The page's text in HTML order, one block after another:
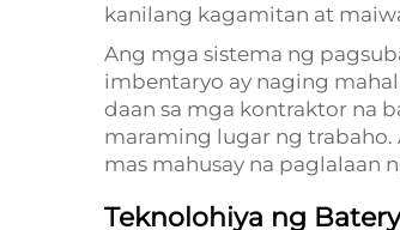
kanilang kagamitan at
Ang mga sistema ng
imbentaryo ay naging
daan sa mga kontraktor na
maraming lugar ng trabaho.
mas mahusay na paglalaan
Teknolohiya ng